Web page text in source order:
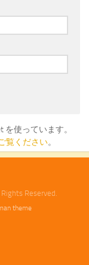
使っています。
覧ください。
Reserved.
theme